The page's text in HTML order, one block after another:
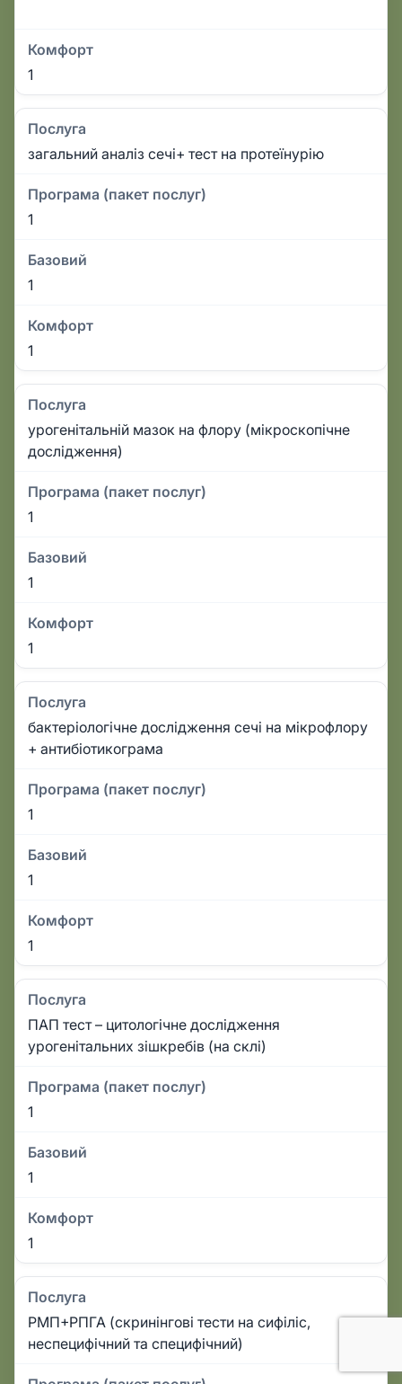
Комфорт
1
Послуга
загальний аналіз сечі+ тест на протеїнурію
Програма (пакет послуг)
1
Базовий
1
Комфорт
1
Послуга
урогенітальній мазок на флору (мікроскопічне
дослідження)
Програма (пакет послуг)
1
Базовий
1
Комфорт
1
Послуга
бактеріологічне дослідження сечі на мікрофлору
+ антибіотикограма
Програма (пакет послуг)
1
Базовий
1
Комфорт
1
Послуга
ПАП тест – цитологічне дослідження
урогенітальних зішкребів (на склі)
Програма (пакет послуг)
1
Базовий
1
Комфорт
1
Послуга
РМП+РПГА (скринінгові тести на сифіліс,
неспецифічний та специфічний)